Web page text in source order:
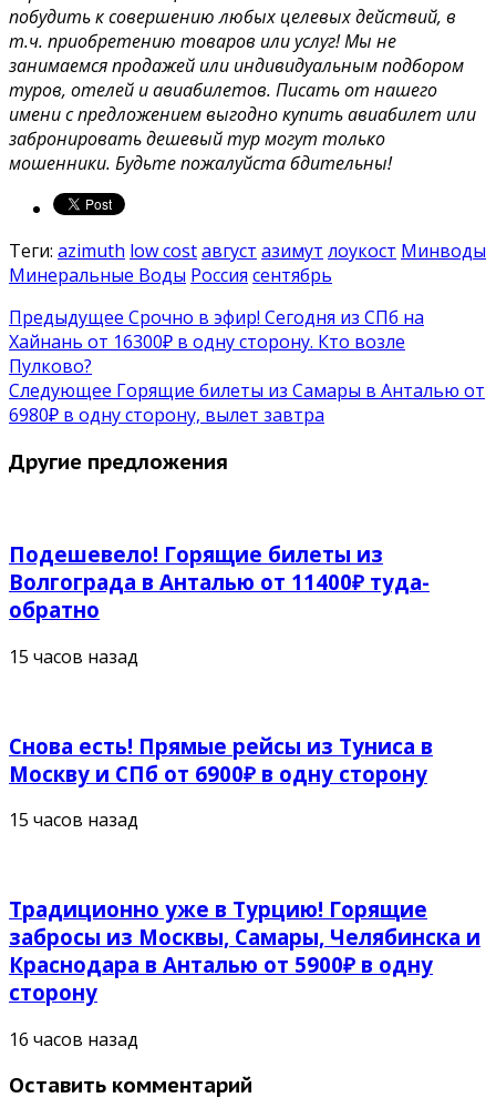
побудить к совершению любых целевых действий, в
т.ч. приобретению товаров или услуг! Мы не
занимаемся продажей или индивидуальным подбором
туров, отелей и авиабилетов. Писать от нашего
имени с предложением выгодно купить авиабилет или
забронировать дешевый тур могут только
мошенники. Будьте пожалуйста бдительны!
Теги: azimuth low costавгуст азимут лоукост Минводы
Минеральные Воды Россия сентябрь
Предыдущее Срочно в эфир! Сегодня из СПб на
Хайнань от 16300₽ в одну сторону. Кто возле
Пулково?
Следующее Горящие билеты из Самары в Анталью от
6980₽ в одну сторону, вылет завтра
Другие предложения
Подешевело! Горящие билеты из
Волгограда в Анталью от 11400₽ туда-
обратно
15 часов назад
Снова есть! Прямые рейсы из Туниса в
Москву и СПб от 6900₽ в одну сторону
15 часов назад
Традиционно уже в Турцию! Горящие
забросы из Москвы, Самары, Челябинска и
Краснодара в Анталью от 5900₽ в одну
сторону
16 часов назад
Оставить комментарий